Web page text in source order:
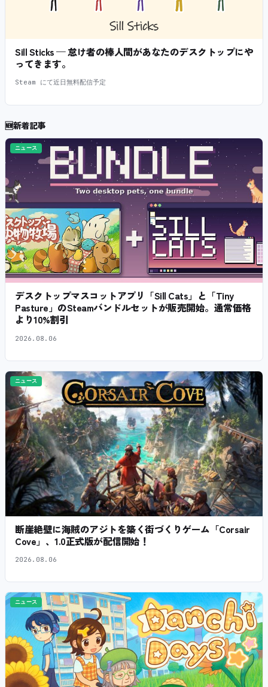
Sill Sticks — 怠け者の棒人間があなたのデスクトップにや
ってきます。
Steam にて近日無料配信予定
🆕新着記事
ニュース
デスクトップマスコットアプリ「Sill Cats」と「Tiny
Pasture」のSteamバンドルセットが販売開始。通常価格
より10%割引
2026.08.06
ニュース
断崖絶壁に海賊のアジトを築く街づくりゲーム「Corsair
Cove」、1.0正式版が配信開始！
2026.08.06
ニュース